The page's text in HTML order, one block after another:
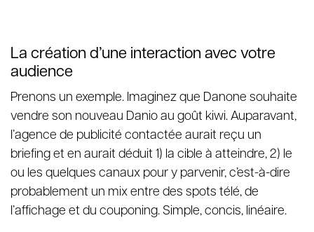
La création d’une interaction avec votre
audience
Prenons un exemple. Imaginez que Danone souhaite
vendre son nouveau Danio au goût kiwi. Auparavant,
l’agence de publicité contactée aurait reçu un
briefing et en aurait déduit 1) la cible à atteindre, 2) le
ou les quelques canaux pour y parvenir, c’est-à-dire
probablement un mix entre des spots télé, de
l’affichage et du couponing. Simple, concis, linéaire.